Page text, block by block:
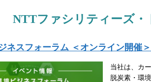
NTTファシリティーズ・
ネスフォーラム ＜オンライン開催
当社は、カ
脱炭素・環